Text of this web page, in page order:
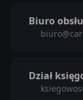
Biuro
Dział